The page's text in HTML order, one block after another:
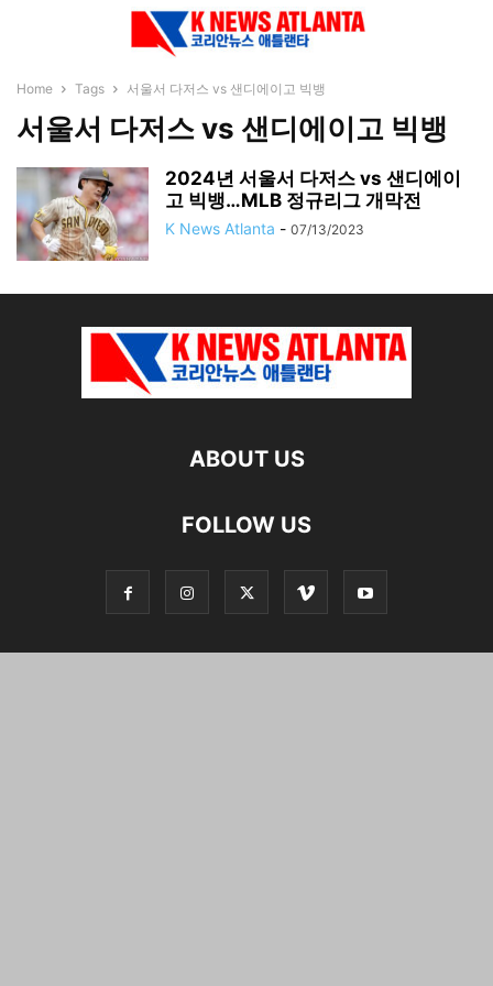
Home Tags 서울서 다저스 vs 샌디에이고 빅뱅
서울서 다저스 vs 샌디에이고 빅뱅
2024년 서울서 다저스 vs 샌디에이
고 빅뱅…MLB 정규리그 개막전
K News Atlanta - 07/13/2023
ABOUT US
FOLLOW US